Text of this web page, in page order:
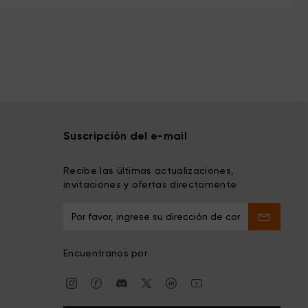
Suscripción del e-mail
Recibe las últimas actualizaciones,
invitaciones y ofertas directamente
Encuentranos por